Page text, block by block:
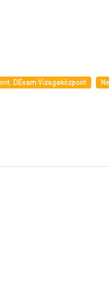
DExam Vizsgaközpont